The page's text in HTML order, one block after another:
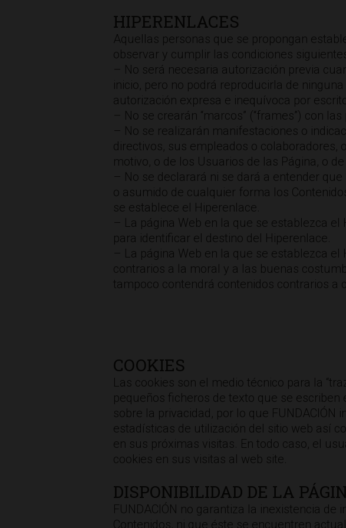
HIPERENLACES
Aquellas personas que se propongan
observar y cumplir las condiciones
– No será necesaria autorización previa
inicio, pero no podrá reproducirla de
autorización expresa e inequívoca por
– No se crearán “marcos” (“frames”) con
– No se realizarán manifestaciones o
directivos, sus empleados o colaboradores,
motivo, o de los Usuarios de las Página, o
– No se declarará ni se dará a entender
o asumido de cualquier forma los
se establece el Hiperenlace.
– La página Web en la que se establezca
para identificar el destino del Hiperenlace.
– La página Web en la que se establezca
contrarios a la moral y a las buenas
tampoco contendrá contenidos contrarios a
COOKIES
Las cookies son el medio técnico para la
pequeños ficheros de texto que se
sobre la privacidad, por lo que
estadísticas de utilización del sitio web así
en sus próximas visitas. En todo caso, el
cookies en sus visitas al web site.
DISPONIBILIDAD DE LA
FUNDACIÓN no garantiza la inexistencia
Contenidos, ni que éste se encuentren